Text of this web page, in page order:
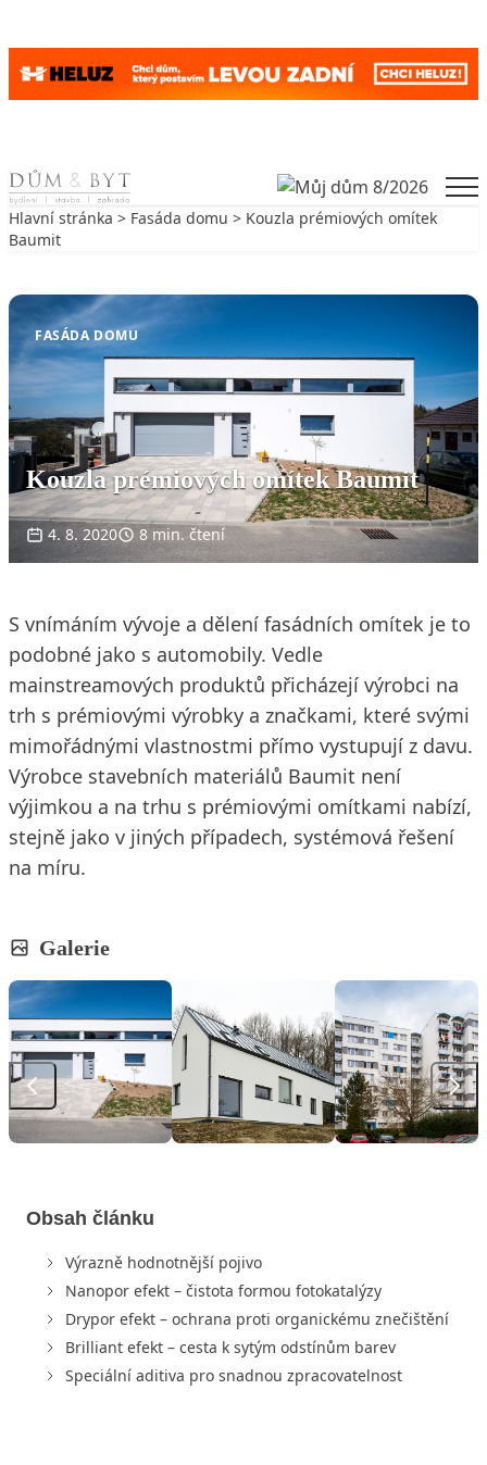
Skip to content
Hlavní stránka > Fasáda domu > Kouzla prémiových omítek
Baumit
FASÁDA DOMU
Kouzla prémiových omítek Baumit
4. 8. 2020 8 min. čtení
S vnímáním vývoje a dělení fasádních omítek je to
podobné jako s automobily. Vedle
mainstreamových produktů přicházejí výrobci na
trh s prémiovými výrobky a značkami, které svými
mimořádnými vlastnostmi přímo vystupují z davu.
Výrobce stavebních materiálů Baumit není
výjimkou a na trhu s prémiovými omítkami nabízí,
stejně jako v jiných případech, systémová řešení
na míru.
Galerie
Obsah článku
Výrazně hodnotnější pojivo
Nanopor efekt – čistota formou fotokatalýzy
Drypor efekt – ochrana proti organickému znečištění
Brilliant efekt – cesta k sytým odstínům barev
Speciální aditiva pro snadnou zpracovatelnost